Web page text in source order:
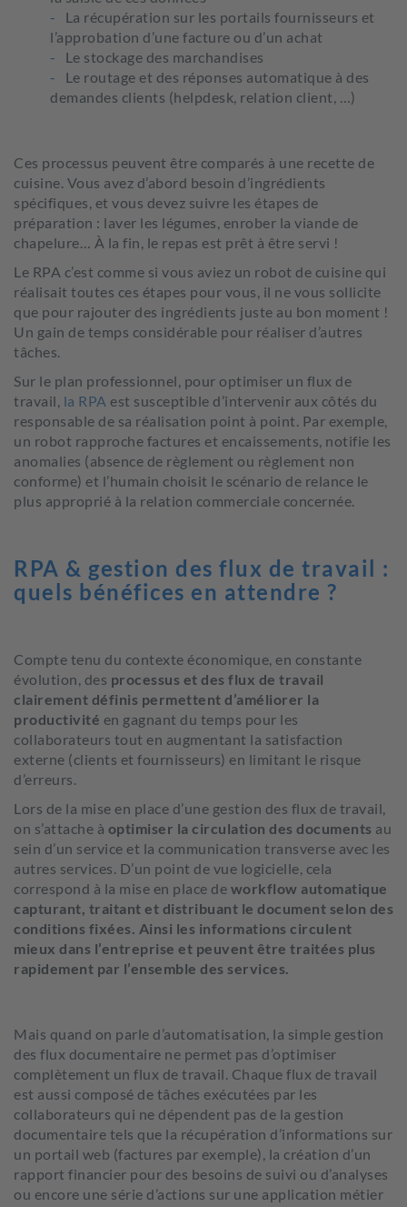
La récupération sur les portails fournisseurs et
l’approbation d’une facture ou d’un achat
Le stockage des marchandises
Le routage et des réponses automatique à des
demandes clients (helpdesk, relation client, …)
Ces processus peuvent être comparés à une recette de
cuisine. Vous avez d’abord besoin d’ingrédients
spécifiques, et vous devez suivre les étapes de
préparation : laver les légumes, enrober la viande de
chapelure… À la fin, le repas est prêt à être servi !
Le RPA c’est comme si vous aviez un robot de cuisine qui
réalisait toutes ces étapes pour vous, il ne vous sollicite
que pour rajouter des ingrédients juste au bon moment !
Un gain de temps considérable pour réaliser d’autres
tâches.
Sur le plan professionnel, pour optimiser un flux de
travail, la RPA est susceptible d’intervenir aux côtés du
responsable de sa réalisation point à point. Par exemple,
un robot rapproche factures et encaissements, notifie les
anomalies (absence de règlement ou règlement non
conforme) et l’humain choisit le scénario de relance le
plus approprié à la relation commerciale concernée.
RPA & gestion des flux de travail :
quels bénéfices en attendre ?
Compte tenu du contexte économique, en constante
évolution, des processus et des flux de travail
clairement définis permettent d’améliorer la
productivité en gagnant du temps pour les
collaborateurs tout en augmentant la satisfaction
externe (clients et fournisseurs) en limitant le risque
d’erreurs.
Lors de la mise en place d’une gestion des flux de travail,
on s’attache à optimiser la circulation des documents au
sein d’un service et la communication transverse avec les
autres services. D’un point de vue logicielle, cela
correspond à la mise en place de workflow automatique
capturant, traitant et distribuant le document selon des
conditions fixées. Ainsi les informations circulent
mieux dans l’entreprise et peuvent être traitées plus
rapidement par l’ensemble des services.
Mais quand on parle d’automatisation, la simple gestion
des flux documentaire ne permet pas d’optimiser
complètement un flux de travail. Chaque flux de travail
est aussi composé de tâches exécutées par les
collaborateurs qui ne dépendent pas de la gestion
documentaire tels que la récupération d’informations sur
un portail web (factures par exemple), la création d’un
rapport financier pour des besoins de suivi ou d’analyses
ou encore une série d’actions sur une application métier